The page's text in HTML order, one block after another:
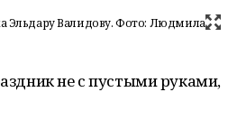
Эльдару Валидову. Фото: Людмила
не с пустыми руками,